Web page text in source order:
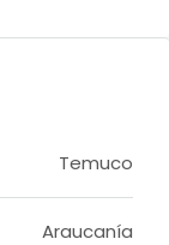
Temuco
Araucanía